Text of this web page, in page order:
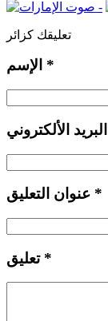
تعليقك كزائر
*
*
تعليق *